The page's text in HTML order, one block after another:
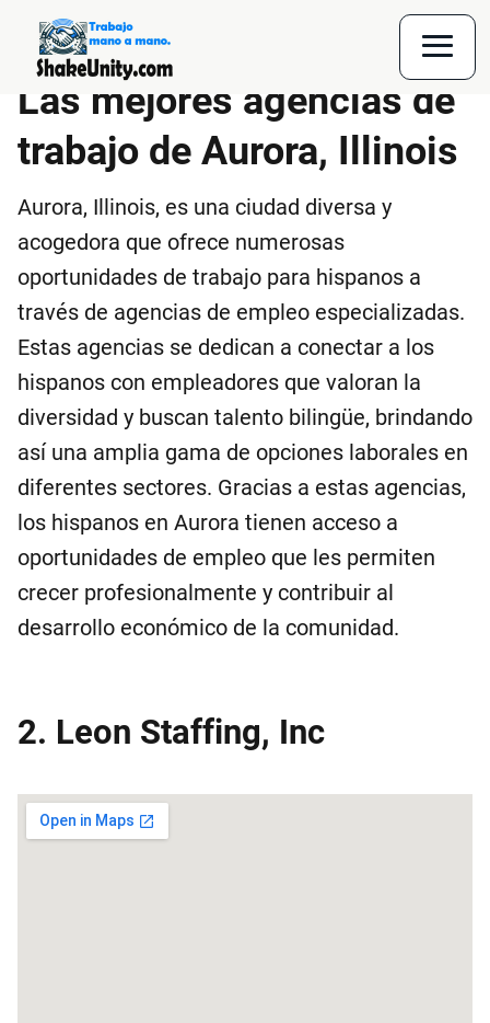
Las mejores agencias de
trabajo de Aurora, Illinois
Aurora, Illinois, es una ciudad diversa y
acogedora que ofrece numerosas
oportunidades de trabajo para hispanos a
través de agencias de empleo especializadas.
Estas agencias se dedican a conectar a los
hispanos con empleadores que valoran la
diversidad y buscan talento bilingüe, brindando
así una amplia gama de opciones laborales en
diferentes sectores. Gracias a estas agencias,
los hispanos en Aurora tienen acceso a
oportunidades de empleo que les permiten
crecer profesionalmente y contribuir al
desarrollo económico de la comunidad.
2. Leon Staffing, Inc